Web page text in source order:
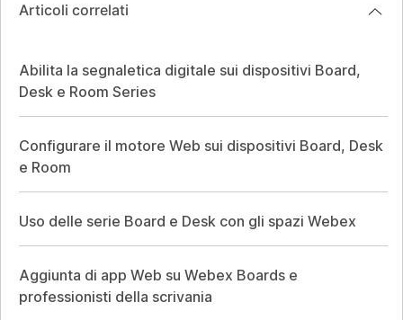
Articoli correlati
Abilita la segnaletica digitale sui dispositivi Board,
Desk e Room Series
Configurare il motore Web sui dispositivi Board, Desk
e Room
Uso delle serie Board e Desk con gli spazi Webex
Aggiunta di app Web su Webex Boards e
professionisti della scrivania